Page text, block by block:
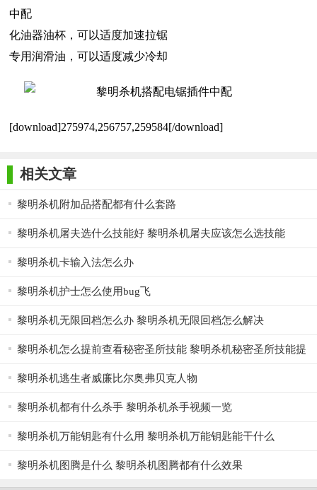
中配
化油器油杯，可以适度加速拉锯
专用润滑油，可以适度减少冷却
[download]275974,256757,259584[/download]
相关文章
黎明杀机附加品搭配都有什么套路
黎明杀机屠夫选什么技能好 黎明杀机屠夫应该怎么选技能
黎明杀机卡输入法怎么办
黎明杀机护士怎么使用bug飞
黎明杀机无限回档怎么办 黎明杀机无限回档怎么解决
黎明杀机怎么提前查看秘密圣所技能 黎明杀机秘密圣所技能提
黎明杀机逃生者威廉比尔奥弗贝克人物
黎明杀机都有什么杀手 黎明杀机杀手视频一览
黎明杀机万能钥匙有什么用 黎明杀机万能钥匙能干什么
黎明杀机图腾是什么 黎明杀机图腾都有什么效果